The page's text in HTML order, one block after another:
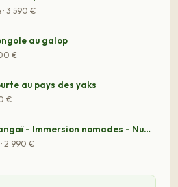
3 590 €
au galop
€
au pays des yaks
€
Randonnée Khangaï - Immersion nomades - Nuits en yourte
2 990 €